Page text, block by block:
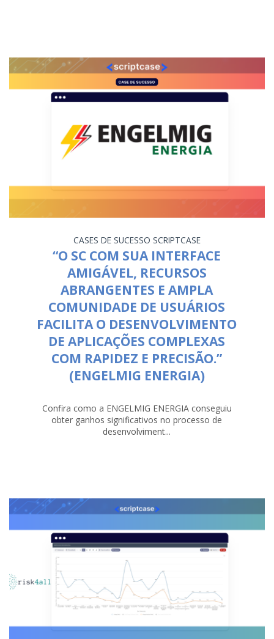
CASES DE SUCESSO SCRIPTCASE
“O SC COM SUA INTERFACE
AMIGÁVEL, RECURSOS
ABRANGENTES E AMPLA
COMUNIDADE DE USUÁRIOS
FACILITA O DESENVOLVIMENTO
DE APLICAÇÕES COMPLEXAS
COM RAPIDEZ E PRECISÃO.”
(ENGELMIG ENERGIA)
Confira como a ENGELMIG ENERGIA conseguiu
obter ganhos significativos no processo de
desenvolviment...